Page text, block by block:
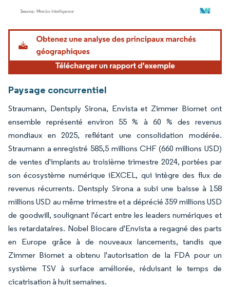
Image © Mordor Intelligence. La réutilisation nécessite une attribution sous CC BY
Paysage concurrentiel
Straumann, Dentsply Sirona, Envista et Zimmer Biomet ont
ensemble représenté environ 55 % à 60 % des revenus
mondiaux en 2025, reflétant une consolidation modérée.
Straumann a enregistré 585,5 millions CHF (660 millions USD)
de ventes d'implants au troisième trimestre 2024, portées par
son écosystème numérique iEXCEL, qui intègre des flux de
revenus récurrents. Dentsply Sirona a subi une baisse à 158
millions USD au même trimestre et a déprécié 359 millions USD
de goodwill, soulignant l'écart entre les leaders numériques et
les retardataires. Nobel Biocare d'Envista a regagné des parts
en Europe grâce à de nouveaux lancements, tandis que
Zimmer Biomet a obtenu l'autorisation de la FDA pour un
système TSV à surface améliorée, réduisant le temps de
cicatrisation à huit semaines.